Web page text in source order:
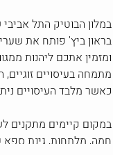
במלון הבוטיק התל
בראון ביץ' פותח את
ומזמין אתכם ליהנות
מתמחה בעיסויים
כאשר מלבד העיסויים
במקום קיימים מתקנים
חמה, מלתחות, גינת ספא